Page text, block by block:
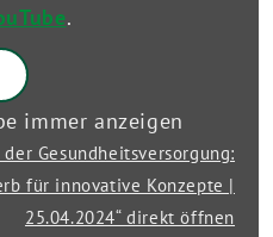
.
immer anzeigen
der Gesundheitsversorgung:
für innovative Konzepte |
25.04.2024“ direkt öffnen